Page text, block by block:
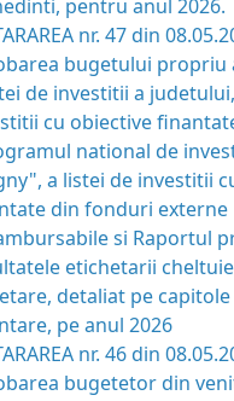
pentru anul 2026.
nr. 47 din
bugetului propriu
de investitii a
cu obiective
national de
a listei de investitii
din fonduri externe
si Raportul
etichetarii
detaliat pe
pe anul 2026
nr. 46 din
bugetetor din